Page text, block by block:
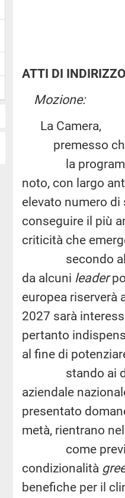
ATTI DI
Mozione:
La Camera,
premesso
la
noto, con largo
elevato numero
conseguire il più
criticità che
secondo
da alcuni leader
europea riserverà
2027 sarà
pertanto
al fine di
stando ai dati
aziendale
presentato
metà, rientrano
come previsto
condizionalità
benefiche per il